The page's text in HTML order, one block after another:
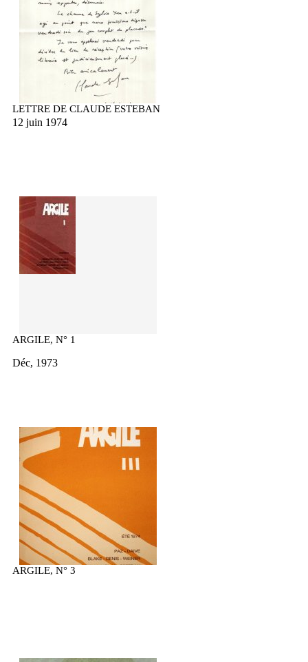
LETTRE DE CLAUDE ESTEBAN
12 juin 1974
ARGILE, N° 1
Déc, 1973
ARGILE, N° 3